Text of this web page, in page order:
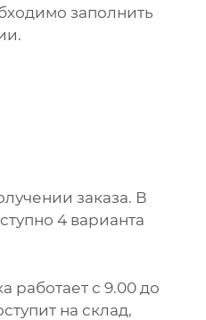
заполнить
заказа. В
4 варианта
работает с 9.00 до
на склад,